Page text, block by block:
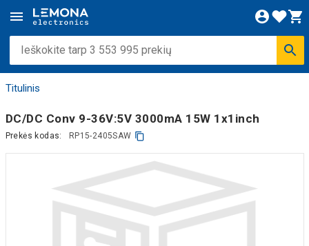
Titulinis
DC/DC Conv 9-36V:5V 3000mA 15W 1x1inch
Prekės kodas: RP15-2405SAW